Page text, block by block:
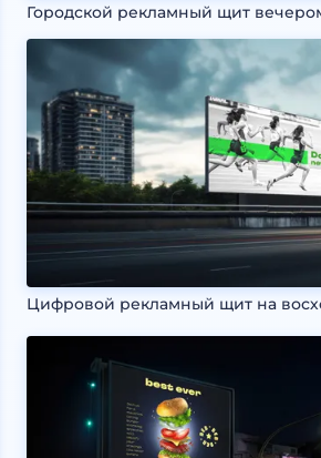
Городской рекламный щит
Цифровой рекламный щит на